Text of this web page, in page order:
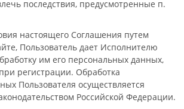
последствия, предусмотренные п.
настоящего Соглашения путем
Пользователь дает Исполнителю
им его персональных данных,
регистрации. Обработка
Пользователя осуществляется
Российской Федерации.